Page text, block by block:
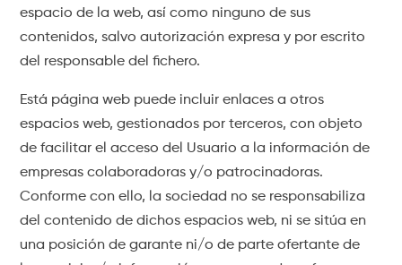
espacio de la web, así como ninguno de sus
contenidos, salvo autorización expresa y por escrito
del responsable del fichero.
Está página web puede incluir enlaces a otros
espacios web, gestionados por terceros, con objeto
de facilitar el acceso del Usuario a la información de
empresas colaboradoras y/o patrocinadoras.
Conforme con ello, la sociedad no se responsabiliza
del contenido de dichos espacios web, ni se sitúa en
una posición de garante ni/o de parte ofertante de